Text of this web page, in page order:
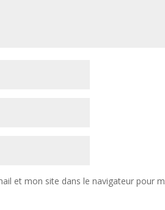
et mon site dans le navigateur pour